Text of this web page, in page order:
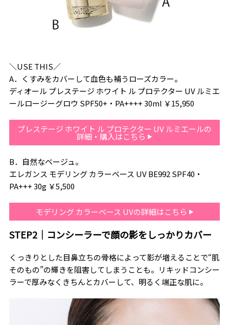
＼USE THIS／
A．くすみをカバーして血色も補うローズカラー。
ディオール プレステージ ホワイト ル プロテクター UV ルミエ
ールロージーグロウ SPF50+・PA++++ 30ml ￥15,950
プレステージ ホワイト ル プロテクター UV ルミエールの
詳細・購入はこちら
B．自然なベージュ。
エレガンス モデリング カラーベース UV BE992 SPF40・
PA+++ 30g ￥5,500
モデリング カラーベース UVの詳細はこちら
STEP2｜コンシーラーで顔の影をしっかりカバー
くっきりとした目鼻立ちの骨格によって影が増えることで“肌
そのもの”の輝きを阻害してしまうことも。リキッドコンシー
ラーで厚みなくきちんとカバーして、明るく端正な肌に。